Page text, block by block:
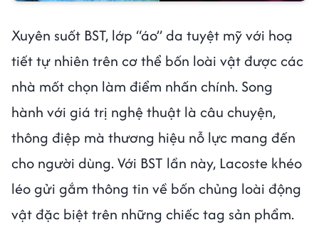
Xuyên suốt BST, lớp “áo” da tuyệt mỹ với hoạ
tiết tự nhiên trên cơ thể bốn loài vật được các
nhà mốt chọn làm điểm nhấn chính. Song
hành với giá trị nghệ thuật là câu chuyện,
thông điệp mà thương hiệu nỗ lực mang đến
cho người dùng. Với BST lần này, Lacoste khéo
léo gửi gắm thông tin về bốn chủng loài động
vật đặc biệt trên những chiếc tag sản phẩm.